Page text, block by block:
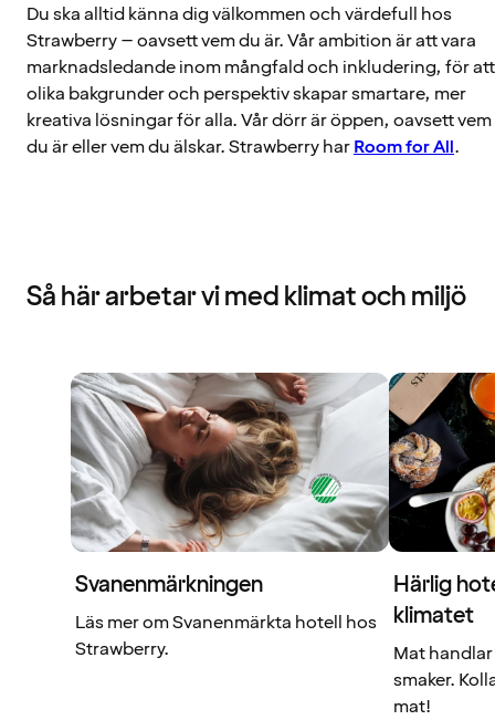
Du ska alltid känna dig välkommen och värdefull hos
Strawberry – oavsett vem du är. Vår ambition är att vara
marknadsledande inom mångfald och inkludering, för att
olika bakgrunder och perspektiv skapar smartare, mer
kreativa lösningar för alla. Vår dörr är öppen, oavsett vem
du är eller vem du älskar. Strawberry harRoom for All.
Så här arbetar vi med klimat och miljö
Svanenmärkningen
Läs mer om Svanenmärkta hotell hos
Strawberry.
Härlig
klimatet
Mat
smaker.
mat!